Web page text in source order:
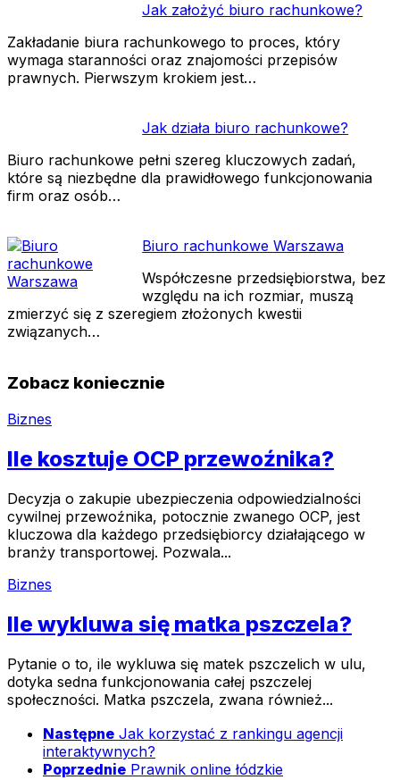
Jak założyć biuro rachunkowe?
Zakładanie biura rachunkowego to proces, który
wymaga staranności oraz znajomości przepisów
prawnych. Pierwszym krokiem jest…
Jak działa biuro rachunkowe?
Biuro rachunkowe pełni szereg kluczowych zadań,
które są niezbędne dla prawidłowego funkcjonowania
firm oraz osób…
Biuro rachunkowe Warszawa
Współczesne przedsiębiorstwa, bez
względu na ich rozmiar, muszą
zmierzyć się z szeregiem złożonych kwestii
związanych…
Zobacz koniecznie
Biznes
Ile kosztuje OCP przewoźnika?
Decyzja o zakupie ubezpieczenia odpowiedzialności
cywilnej przewoźnika, potocznie zwanego OCP, jest
kluczowa dla każdego przedsiębiorcy działającego w
branży transportowej. Pozwala...
Biznes
Ile wykluwa się matka pszczela?
Pytanie o to, ile wykluwa się matek pszczelich w ulu,
dotyka sedna funkcjonowania całej pszczelej
społeczności. Matka pszczela, zwana również...
Następne Jak korzystać z rankingu agencji
interaktywnych?
Poprzednie Prawnik online łódzkie